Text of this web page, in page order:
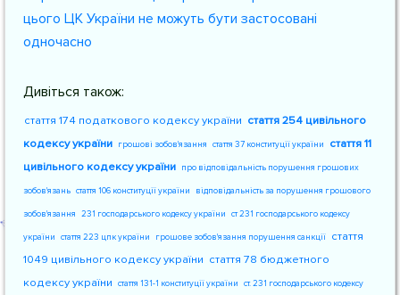
цього ЦК України не можуть бути застосовані
одночасно
Дивіться також:
стаття 174 податкового кодексу україни стаття 254 цивільного
кодексу україни грошові зобов'язання стаття 37 конституції україни
стаття 11
цивільного кодексу україни про відповідальність порушення грошових
зобов'язань стаття 106 конституції україни відповідальність за порушення грошового
зобов'язання 231 господарського кодексу україни ст 231 господарського кодексу
україни стаття 223 цпк україни грошове зобов'язання порушення санкції стаття
1049 цивільного кодексу україни стаття 78 бюджетного
кодексу україни стаття 131-1 конституції україни ст. 231 господарського кодексу